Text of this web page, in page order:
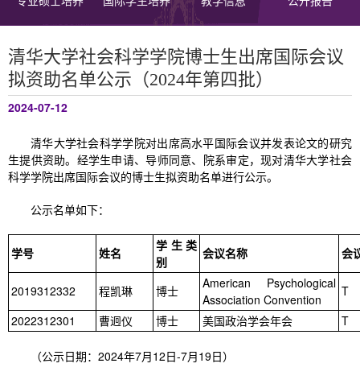
清华大学社会科学学院博士生出席国际会议
拟资助名单公示（2024年第四批）
2024-07-12
清华大学社会科学学院对出席高水平国际会议并发表论文的研究
生提供资助。经学生申请、导师同意、院系审定，现对清华大学社会
科学学院出席国际会议的博士生拟资助名单进行公示。
公示名单如下：
学号 姓名
学生类
别
会议名称 会
2019312332 程凯琳 博士
American Psychological
Association Convention
T
2022312301
曹迥仪 博士 美国政治学会年会 T
（公示日期：2024年7月12日-7月19日）